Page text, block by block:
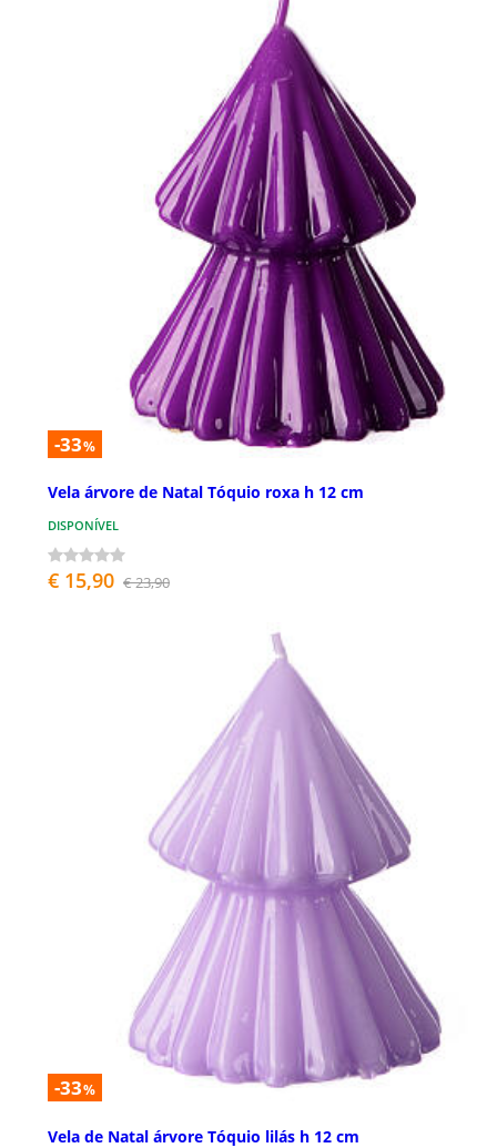
-33%
Vela árvore de Natal Tóquio roxa h 12 cm
DISPONÍVEL
€ 15,90 € 23,90
-33%
Vela de Natal árvore Tóquio lilás h 12 cm